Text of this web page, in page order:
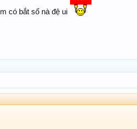
có bắt số nà đệ ui